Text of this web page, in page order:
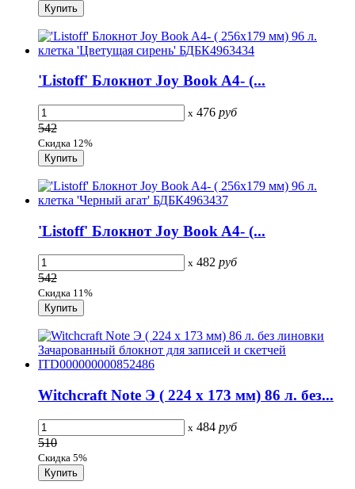
'Listoff' Блокнот Joy Book A4- (...
x 476 руб
542
Скидка 12%
'Listoff' Блокнот Joy Book A4- (...
x 482 руб
542
Скидка 11%
Witchcraft Note Э ( 224 x 173 мм) 86 л. без...
x 484 руб
510
Скидка 5%